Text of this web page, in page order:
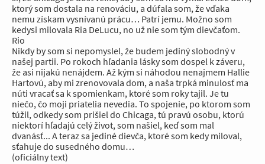
ktorý som dostala na renováciu, a dúfala som, že vďaka
nemu získam vysnívanú prácu… Patrí jemu. Možno som
kedysi milovala Ria DeLucu, no už nie som tým dievčaťom.
Rio
Nikdy by som si nepomyslel, že budem jediný slobodný v
našej partii. Po rokoch hľadania lásky som dospel k záveru,
že asi nijakú nenájdem. Až kým si náhodou nenajmem Hallie
Hartovú, aby mi zrenovovala dom, a naša trpká minulosť ma
núti vracať sa k spomienkam, ktoré som roky tajil. Je tu
niečo, čo moji priatelia nevedia. To spojenie, po ktorom som
túžil, odkedy som prišiel do Chicaga, tú pravú osobu, ktorú
niektorí hľadajú celý život, som našiel, keď som mal
dvanásť... A teraz sa jediné dievča, ktoré som kedy miloval,
sťahuje do susedného domu…
(oficiálny text)